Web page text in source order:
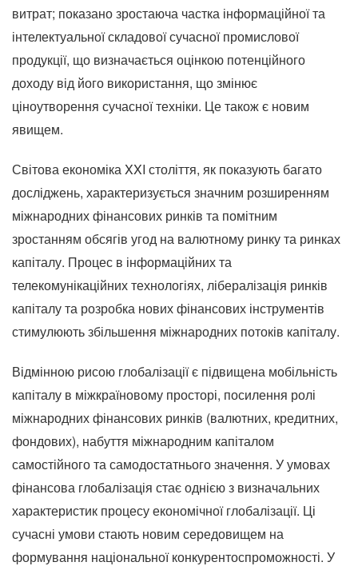
витрат; показано зростаюча частка інформаційної та
інтелектуальної складової сучасної промислової
продукції, що визначається оцінкою потенційного
доходу від його використання, що змінює
ціноутворення сучасної техніки. Це також є новим
явищем.
Світова економіка XXI століття, як показують багато
досліджень, характеризується значним розширенням
міжнародних фінансових ринків та помітним
зростанням обсягів угод на валютному ринку та ринках
капіталу. Процес в інформаційних та
телекомунікаційних технологіях, лібералізація ринків
капіталу та розробка нових фінансових інструментів
стимулюють збільшення міжнародних потоків капіталу.
Відмінною рисою глобалізації є підвищена мобільність
капіталу в міжкраїновому просторі, посилення ролі
міжнародних фінансових ринків (валютних, кредитних,
фондових), набуття міжнародним капіталом
самостійного та самодостатнього значення. У умовах
фінансова глобалізація стає однією з визначальних
характеристик процесу економічної глобалізації. Ці
сучасні умови стають новим середовищем на
формування національної конкурентоспроможності. У